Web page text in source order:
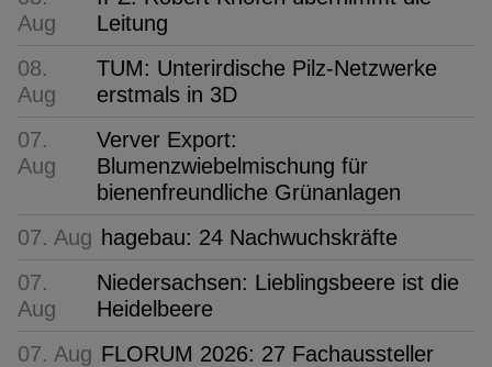
Aug
Leitung
08.
Aug
TUM: Unterirdische Pilz-Netzwerke
erstmals in 3D
07.
Aug
Verver Export:
Blumenzwiebelmischung für
bienenfreundliche Grünanlagen
07. Aug hagebau: 24 Nachwuchskräfte
07.
Aug
Niedersachsen: Lieblingsbeere ist die
Heidelbeere
07. Aug FLORUM 2026: 27 Fachaussteller